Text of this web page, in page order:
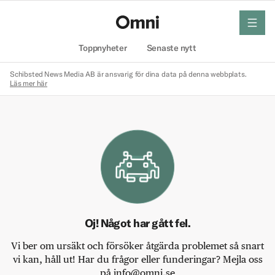
Toppnyheter Senaste nytt
meny
Schibsted News Media AB är ansvarig för dina data på denna webbplats.
Läs mer här
Oj! Något har gått fel.
Vi ber om ursäkt och försöker åtgärda problemet så snart
vi kan, håll ut! Har du frågor eller funderingar? Mejla oss